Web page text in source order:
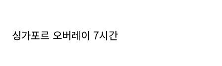
싱가포르 오버레이 7시간